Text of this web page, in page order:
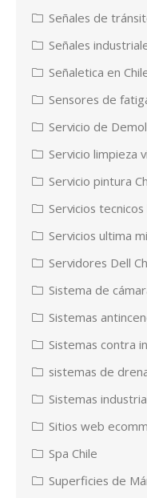
Señales de
Señales
Señaletica en
Sensores de
Servicio de
Servicio limpieza
Servicio pintura
Servicios tecnicos
Servicios ultima
Servidores Dell
Sistema de
Sistemas
Sistemas contra
sistemas de
Sistemas
Sitios web
Spa Chile
Superficies de